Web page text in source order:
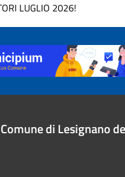
LUGLIO 2026!
Comune di Lesignano